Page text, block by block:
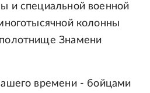
и специальной военной
колонны
Знамени
времени - бойцами